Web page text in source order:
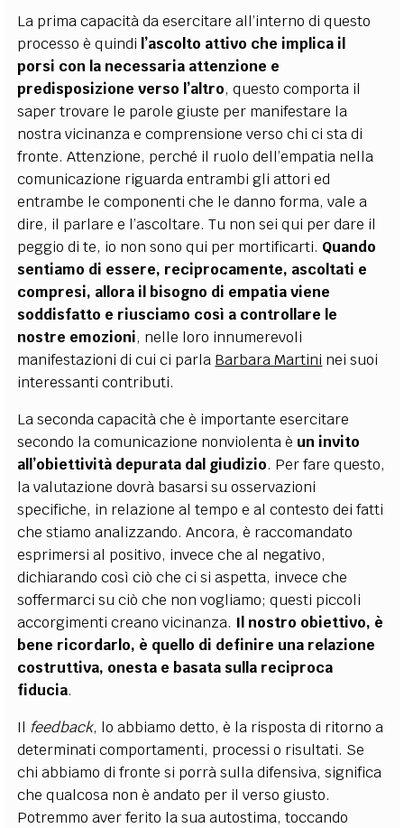
La prima capacità da esercitare all’interno di questo
processo è quindi l’ascolto attivo che implica il
porsi con la necessaria attenzione e
predisposizione verso l’altro, questo comporta il
saper trovare le parole giuste per manifestare la
nostra vicinanza e comprensione verso chi ci sta di
fronte. Attenzione, perché il ruolo dell’empatia nella
comunicazione riguarda entrambi gli attori ed
entrambe le componenti che le danno forma, vale a
dire, il parlare e l’ascoltare. Tu non sei qui per dare il
peggio di te, io non sono qui per mortificarti. Quando
sentiamo di essere, reciprocamente, ascoltati e
compresi, allora il bisogno di empatia viene
soddisfatto e riusciamo così a controllare le
nostre emozioni, nelle loro innumerevoli
manifestazioni di cui ci parla Barbara Martini nei suoi
interessanti contributi.
La seconda capacità che è importante esercitare
secondo la comunicazione nonviolenta è un invito
all’obiettività depurata dal giudizio. Per fare questo,
la valutazione dovrà basarsi su osservazioni
specifiche, in relazione al tempo e al contesto dei fatti
che stiamo analizzando. Ancora, è raccomandato
esprimersi al positivo, invece che al negativo,
dichiarando così ciò che ci si aspetta, invece che
soffermarci su ciò che non vogliamo; questi piccoli
accorgimenti creano vicinanza. Il nostro obiettivo, è
bene ricordarlo, è quello di definire una relazione
costruttiva, onesta e basata sulla reciproca
fiducia.
Il feedback, lo abbiamo detto, è la risposta di ritorno a
determinati comportamenti, processi o risultati. Se
chi abbiamo di fronte si porrà sulla difensiva, significa
che qualcosa non è andato per il verso giusto.
Potremmo aver ferito la sua autostima, toccando